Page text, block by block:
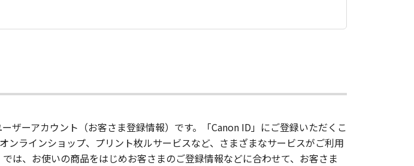
ザーアカウント（お客さま登録情報）です。「Canon ID」にご登録いただくこ
ンラインショップ、プリント枚ルサービスなど、さまざまなサービスがご利用
は、お使いの商品をはじめお客さまのご登録情報などに合わせて、お客さま